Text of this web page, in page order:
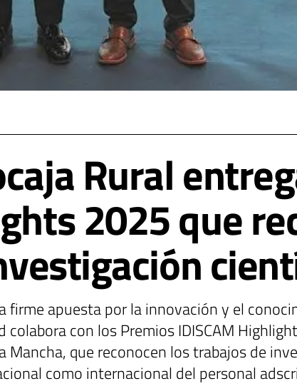
Rural
2025 que
firme apuesta por la innovación y el
colabora con los Premios IDISCAM
que reconocen los trabajos de
como internacional del personal